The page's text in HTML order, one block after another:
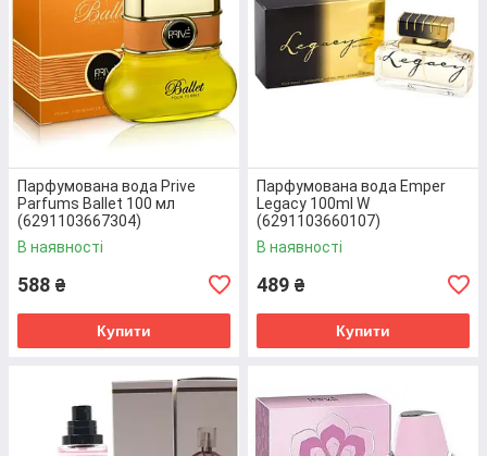
ЦІНОВА ПОЛІТИКА
Потрібнаелітна парфумеріячи засоби для
відновлення волосся? У нас ці товари ви зможете
придбати значно дешевше, ніж в інших магазинах,
адже ми працюємо напряму з виробниками.
ІНДИВІДУАЛЬНИЙ ПІДХІД
Ми цінуємо кожного клієнта, який вирішив
нададуть вам інформацію про будь-який товар, але
й допоможуть з його підбором з урахуванням
ваших побажань.
Парфумована вода Prive
Parfums Ballet 100 мл
(6291103667304)
В наявності
588 ₴
Купити
Парфумована вода Emper
Legacy 100ml W
(6291103660107)
В наявності
489 ₴
Купити